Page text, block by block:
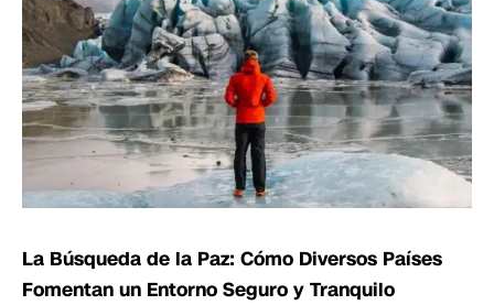
La Búsqueda de la Paz: Cómo Diversos Países
Fomentan un Entorno Seguro y Tranquilo